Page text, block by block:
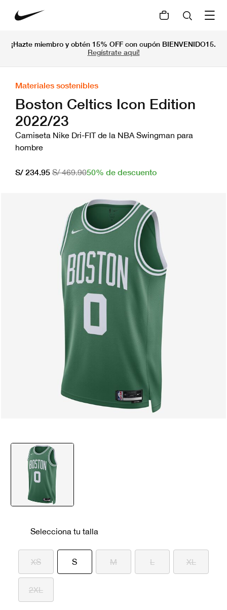
¡Hazte miembro y obtén 15% OFF con cupón BIENVENIDO15.
Regístrate aquí!
Materiales sostenibles
Boston Celtics Icon Edition
2022/23
Camiseta Nike Dri-FIT de la NBA Swingman para
hombre
S/ 234.95 S/ 469.9050% de descuento
Selecciona tu talla
XS Sseleccionado
M L XL
2XL